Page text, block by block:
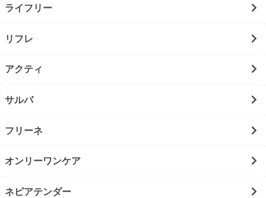
ライフリー
リフレ
アクティ
サルバ
フリーネ
オンリーワンケア
ネピアテンダー